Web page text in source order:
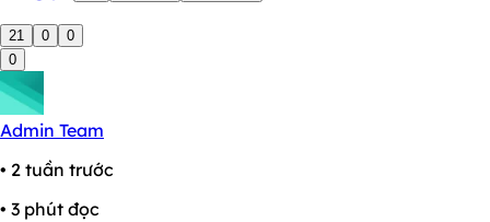
21 0
0
0
Admin Team
• 2 tuần trước
• 3 phút đọc